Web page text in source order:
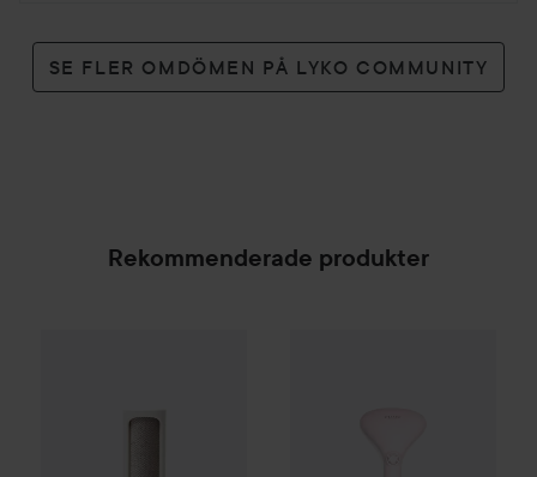
SE FLER OMDÖMEN PÅ LYKO COMMUNITY
Rekommenderade produkter